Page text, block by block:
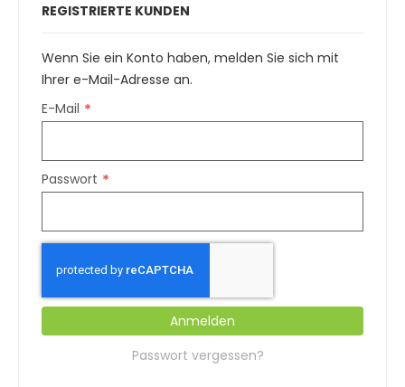
REGISTRIERTE KUNDEN
Wenn Sie ein Konto haben, melden Sie sich mit
Ihrer e-Mail-Adresse an.
E-Mail
Passwort
Anmelden
Passwort vergessen?